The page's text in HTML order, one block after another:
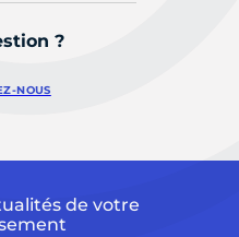
?
NOUS
de votre